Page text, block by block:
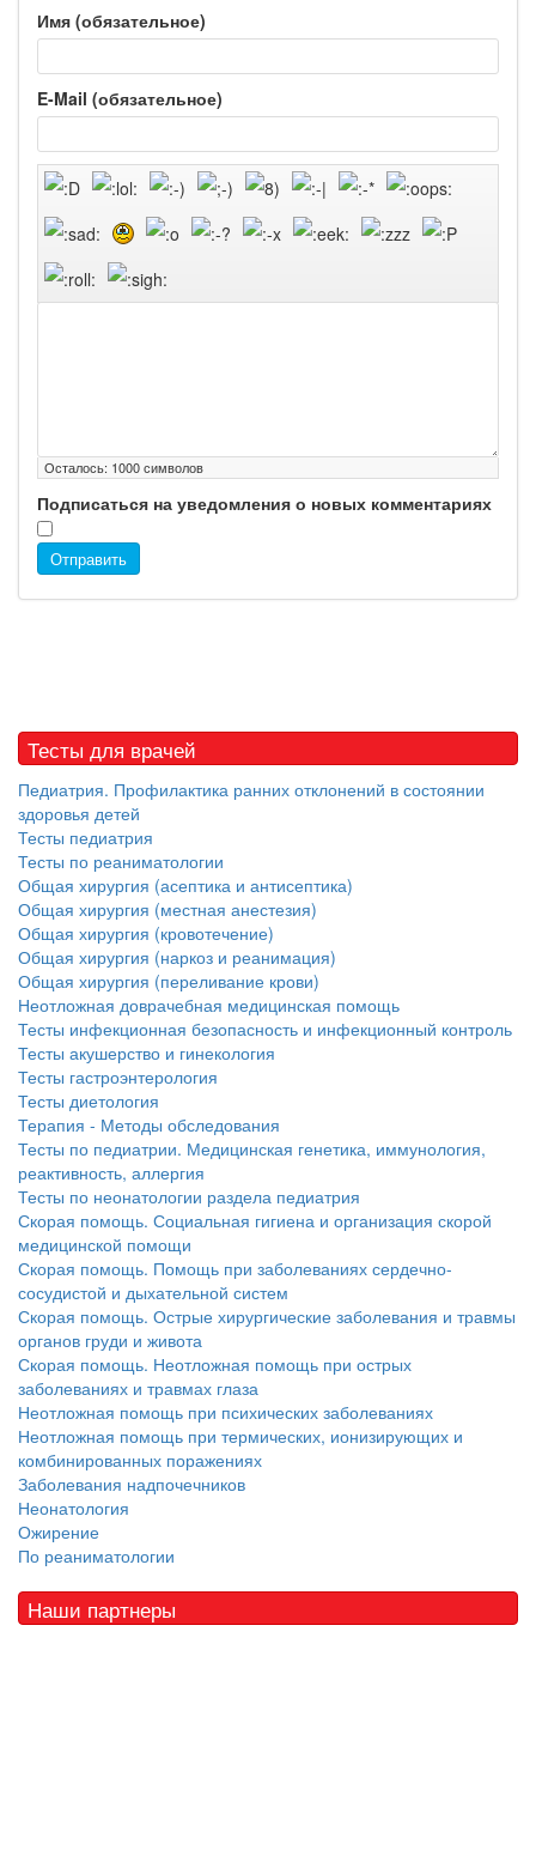
Имя (обязательное)
E-Mail (обязательное)
Осталось: 1000символов
Подписаться на уведомления о новых комментариях
Отправить
Тесты для врачей
Педиатрия. Профилактика ранних отклонений в состоянии
здоровья детей
Тесты педиатрия
Тесты по реаниматологии
Общая хирургия (асептика и антисептика)
Общая хирургия (местная анестезия)
Общая хирургия (кровотечение)
Общая хирургия (наркоз и реанимация)
Общая хирургия (переливание крови)
Неотложная доврачебная медицинская помощь
Тесты инфекционная безопасность и инфекционный контроль
Тесты акушерство и гинекология
Тесты гастроэнтерология
Тесты диетология
Терапия - Методы обследования
Тесты по педиатрии. Медицинская генетика, иммунология,
реактивность, аллергия
Тесты по неонатологии раздела педиатрия
Скорая помощь. Социальная гигиена и организация скорой
медицинской помощи
Скорая помощь. Помощь при заболеваниях сердечно-
сосудистой и дыхательной систем
Скорая помощь. Острые хирургические заболевания и травмы
органов груди и живота
Скорая помощь. Неотложная помощь при острых
заболеваниях и травмах глаза
Неотложная помощь при психических заболеваниях
Неотложная помощь при термических, ионизирующих и
комбинированных поражениях
Заболевания надпочечников
Неонатология
Ожирение
По реаниматологии
Наши партнеры